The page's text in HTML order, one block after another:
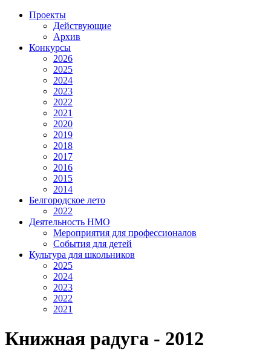
Проекты
Действующие
Архив
Конкурсы
2026
2025
2024
2023
2022
2021
2020
2019
2018
2017
2016
2015
2014
Белгородское лето
2022
Деятельность НМО
Мероприятия для профессионалов
События для детей
Культура для школьников
2025
2024
2023
2022
2021
Книжная радуга - 2012